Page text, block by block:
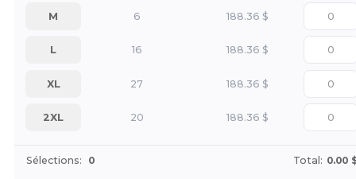
M 6 188.36 $
L 16 188.36 $
XL 27 188.36 $
2XL 20 188.36 $
Sélections: 0 Total: 0.00